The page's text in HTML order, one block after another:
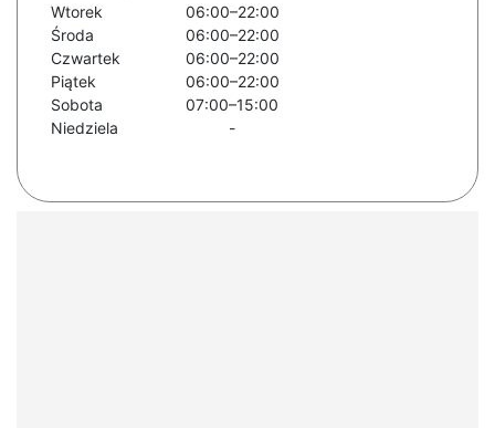
Wtorek
06:00–22:00
Środa
06:00–22:00
Czwartek
06:00–22:00
Piątek
06:00–22:00
Sobota
07:00–15:00
Niedziela
-